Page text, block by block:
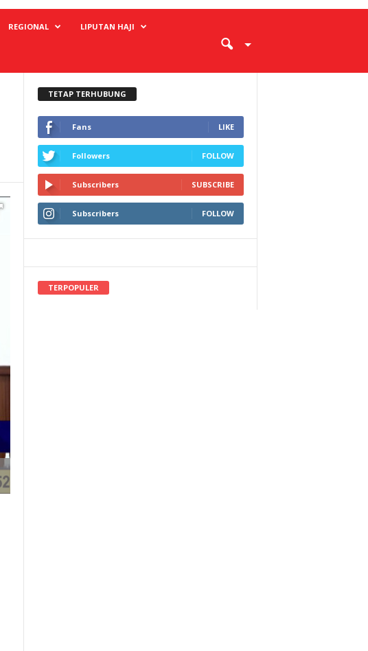
REGIONAL LIPUTAN HAJI
TETAP TERHUBUNG
Fans LIKE
Followers FOLLOW
Subscribers SUBSCRIBE
Subscribers FOLLOW